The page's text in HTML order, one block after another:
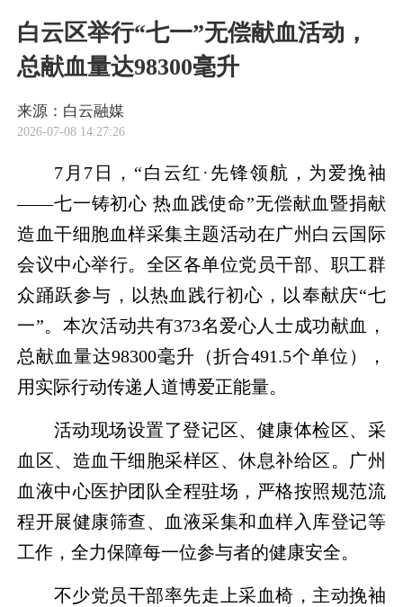
白云区举行“七一”无偿献血活动，
总献血量达98300毫升
来源：白云融媒
2026-07-08 14:27:26
7月7日，“白云红·先锋领航，为爱挽袖
——七一铸初心 热血践使命”无偿献血暨捐献
造血干细胞血样采集主题活动在广州白云国际
会议中心举行。全区各单位党员干部、职工群
众踊跃参与，以热血践行初心，以奉献庆“七
一”。本次活动共有373名爱心人士成功献血，
总献血量达98300毫升（折合491.5个单位），
用实际行动传递人道博爱正能量。
活动现场设置了登记区、健康体检区、采
血区、造血干细胞采样区、休息补给区。广州
血液中心医护团队全程驻场，严格按照规范流
程开展健康筛查、血液采集和血样入库登记等
工作，全力保障每一位参与者的健康安全。
不少党员干部率先走上采血椅，主动挽袖